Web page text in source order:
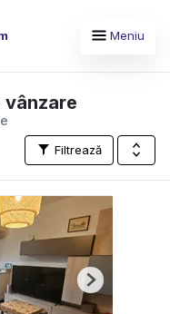
Meniu
Filtrează
Next